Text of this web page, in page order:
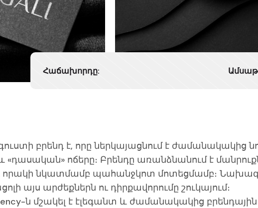
Հաճախորդը:
բրենդ է, որը ներկայացնում է ժամանակակից
«դասական» ոճերը։ Բրենդը առանձնանում է
որակի նկատմամբ պահանջկոտ մոտեցմամբ։
այս արժեքներն ու դիրքավորումը շուկայում։
ն մշակել է էլեգանտ և ժամանակակից բրենդային